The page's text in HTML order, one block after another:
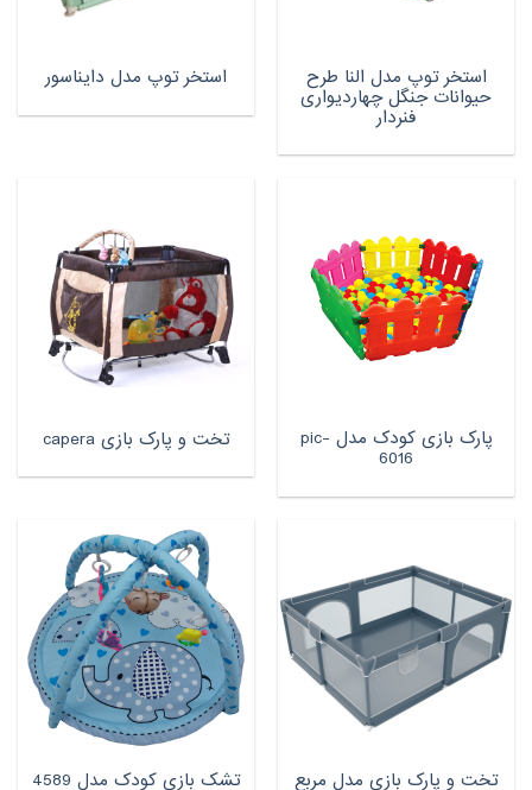
استخر توپ مدل النا طرح
حیوانات جنگل چهاردیواری
فنردار
استخر توپ مدل دایناسور
پارک بازی کودک مدل pic-
6016
تخت و پارک بازی capera
تخت و پارک بازی مدل مربع تشک بازی کودک مدل 4589